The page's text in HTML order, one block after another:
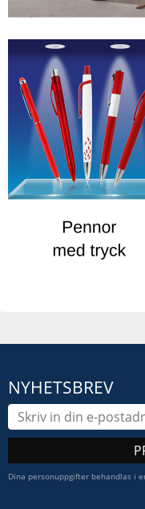
NYHETSBREV
Dina personuppgifter behandlas i